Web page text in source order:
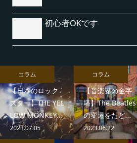
初心者OKです
【日本のロック
スター】THE YEL
LOW MONKEY...
2023.07.05
コラム
【音楽界の金字
塔】The Beatles
の変遷をたど...
2023.06.22
コラム